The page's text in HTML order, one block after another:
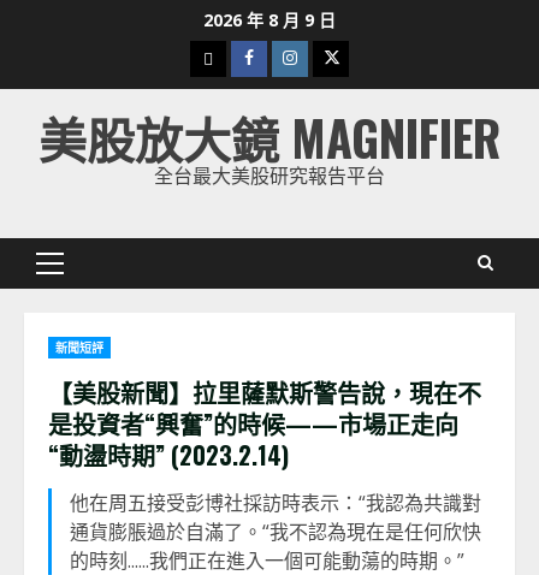
2026 年 8 月 9 日
下
載
美
股
Facebook
Instagram
Twitter
美股放大鏡 MAGNIFIER
全台最大美股研究報告平台
Primary
新聞短評
【美股新聞】拉里薩默斯警告說，現在不
是投資者“興奮”的時候——市場正走向
“動盪時期” (2023.2.14)
他在周五接受彭博社採訪時表示：“我認為共識對
通貨膨脹過於自滿了。“我不認為現在是任何欣快
的時刻......我們正在進入一個可能動蕩的時期。”